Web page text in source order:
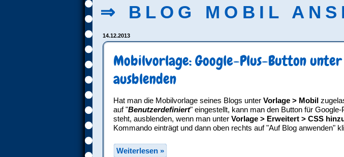
⇒ BLOG MOBIL
14.12.2013
Mobilvorlage: Google-Plus-Button unter
ausblenden
Hat man die Mobilvorlage seines Blogs unter Vorlage > Mobil
auf "Benutzerdefiniert" eingestellt, kann man den Button für
steht, ausblenden, wenn man unter Vorlage > Erweitert > CSS
Kommando einträgt und dann oben rechts auf "Auf Blog anwenden"
Weiterlesen »